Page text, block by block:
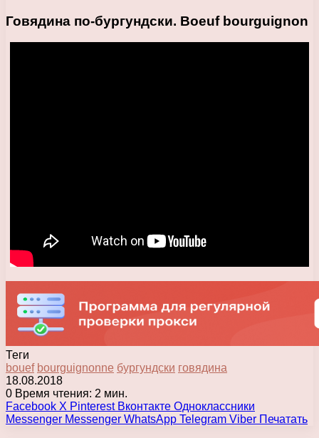
Говядина по-бургундски. Boeuf bourguignon
Теги
bouef bourguignonne бургундски говядина
18.08.2018
0 Время чтения: 2 мин.
Facebook X Pinterest Вконтакте Одноклассники
Messenger Messenger WhatsApp Telegram Viber Печатать